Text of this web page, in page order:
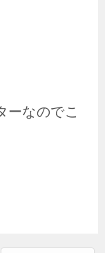
ーなのでこ